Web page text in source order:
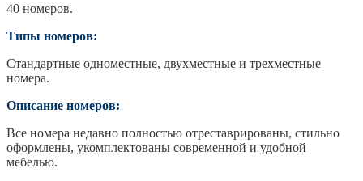
40 номеров.
Типы номеров:
Стандартные одноместные, двухместные и трехместные
номера.
Описание номеров:
Все номера недавно полностью отреставрированы, стильно
оформлены, укомплектованы современной и удобной
мебелью.